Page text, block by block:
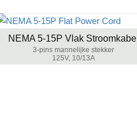
NEMA 5-15P Vlak Stroomkabel
3-pins mannelijke stekker
125V, 10/13A